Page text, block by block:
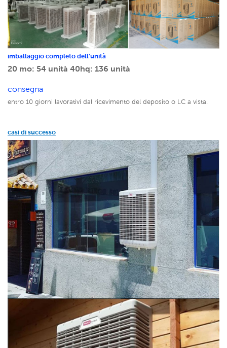
imballaggio completo dell'unità
20 mo: 54 unità 40hq: 136 unità
consegna
entro 10 giorni lavorativi dal ricevimento del deposito o LC a vista.
casi di successo